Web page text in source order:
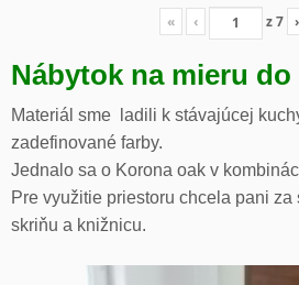
« ‹ z7 ›
Nábytok na mieru
Materiál sme ladili k stávajúcej
zadefinované farby.
Jednalo sa o Korona oak v
Pre využitie priestoru chcela pani
skriňu a knižnicu.